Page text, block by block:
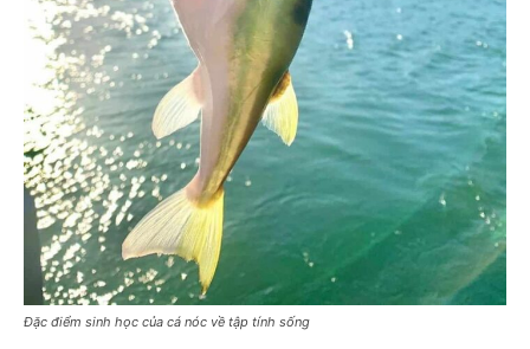
Đặc điểm sinh học của cá nóc về tập tính sống